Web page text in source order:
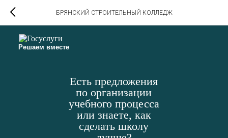
Решаем вместе
Есть предложения
по организации
учебного процесса
или знаете, как
сделать школу
БРЯНСКИЙ СТРОИТЕЛЬНЫЙ КОЛЛЕДЖ